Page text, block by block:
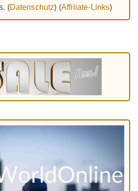
(Datenschutz) (Affiliate-Links)